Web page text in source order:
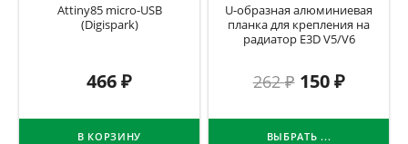
Attiny85 micro-USB
(Digispark)
466₽
В КОРЗИНУ
U-образная алюминиевая
планка для крепления на
радиатор E3D V5/V6
262₽ 150₽
ВЫБРАТЬ ...